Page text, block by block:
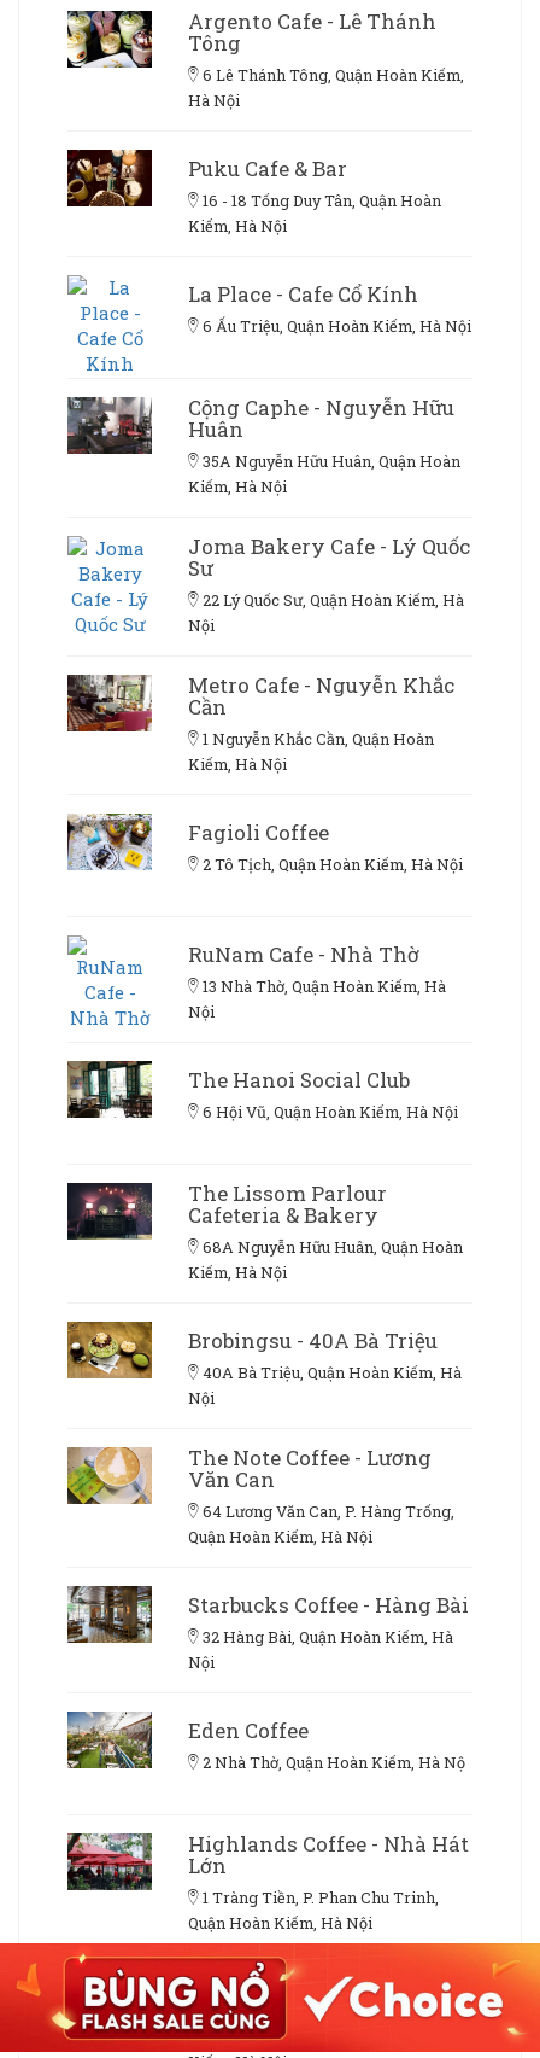
Argento Cafe - Lê Thánh
Tông
6 Lê Thánh Tông, Quận Hoàn Kiếm,
Hà Nội
Puku Cafe & Bar
16 - 18 Tống Duy Tân, Quận Hoàn
Kiếm, Hà Nội
La Place - Cafe Cổ Kính
6 Ấu Triệu, Quận Hoàn Kiếm, Hà Nội
Cộng Caphe - Nguyễn Hữu
Huân
35A Nguyễn Hữu Huân, Quận Hoàn
Kiếm, Hà Nội
Joma Bakery Cafe - Lý Quốc
Sư
22 Lý Quốc Sư, Quận Hoàn Kiếm, Hà
Nội
Metro Cafe - Nguyễn Khắc
Cần
1 Nguyễn Khắc Cần, Quận Hoàn
Kiếm, Hà Nội
Fagioli Coffee
2 Tô Tịch, Quận Hoàn Kiếm, Hà Nội
RuNam Cafe - Nhà Thờ
13 Nhà Thờ, Quận Hoàn Kiếm, Hà
Nội
The Hanoi Social Club
6 Hội Vũ, Quận Hoàn Kiếm, Hà Nội
The Lissom Parlour
Cafeteria & Bakery
68A Nguyễn Hữu Huân, Quận Hoàn
Kiếm, Hà Nội
Brobingsu - 40A Bà Triệu
40A Bà Triệu, Quận Hoàn Kiếm, Hà
Nội
The Note Coffee - Lương
Văn Can
64 Lương Văn Can, P. Hàng Trống,
Quận Hoàn Kiếm, Hà Nội
Starbucks Coffee - Hàng Bài
32 Hàng Bài, Quận Hoàn Kiếm, Hà
Nội
Eden Coffee
2 Nhà Thờ, Quận Hoàn Kiếm, Hà Nộ
Highlands Coffee - Nhà Hát
Lớn
1 Tràng Tiền, P. Phan Chu Trinh,
Quận Hoàn Kiếm, Hà Nội
Nhà 9NKC Fusion
Restaurant & Cafeteria
9 Nguyễn Khắc Cần, Quận Hoàn